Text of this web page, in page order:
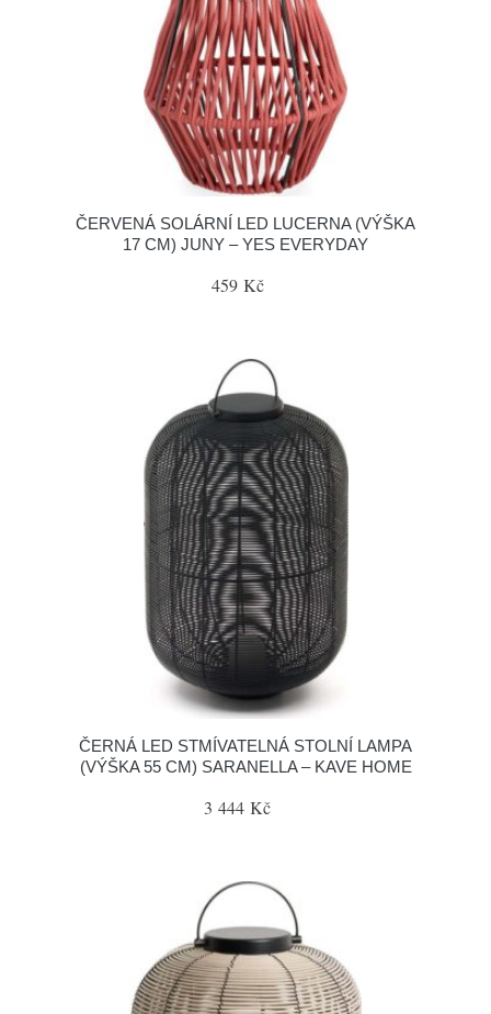
ČERVENÁ SOLÁRNÍ LED LUCERNA (VÝŠKA
17 CM) JUNY – YES EVERYDAY
459 Kč
ČERNÁ LED STMÍVATELNÁ STOLNÍ LAMPA
(VÝŠKA 55 CM) SARANELLA – KAVE HOME
3 444 Kč